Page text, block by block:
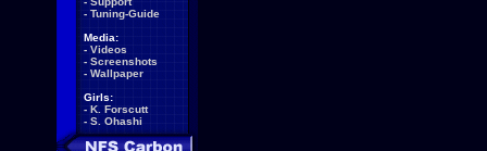
- Tuning-Guide
Media:
- Videos
- Screenshots
- Wallpaper
Girls:
- K. Forscutt
- S. Ohashi